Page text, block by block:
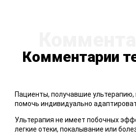
Комментарии
Пациенты, получавшие
помочь индивидуально
Ультерапия не имеет побочных
легкие отеки, покалывание или